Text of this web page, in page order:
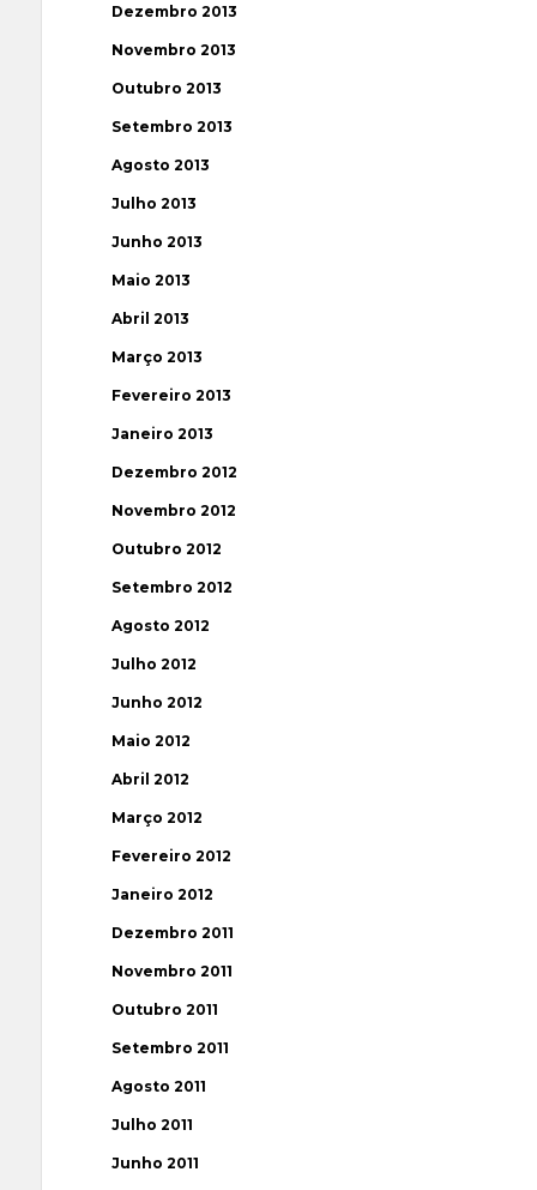
Dezembro 2013
Novembro 2013
Outubro 2013
Setembro 2013
Agosto 2013
Julho 2013
Junho 2013
Maio 2013
Abril 2013
Março 2013
Fevereiro 2013
Janeiro 2013
Dezembro 2012
Novembro 2012
Outubro 2012
Setembro 2012
Agosto 2012
Julho 2012
Junho 2012
Maio 2012
Abril 2012
Março 2012
Fevereiro 2012
Janeiro 2012
Dezembro 2011
Novembro 2011
Outubro 2011
Setembro 2011
Agosto 2011
Julho 2011
Junho 2011